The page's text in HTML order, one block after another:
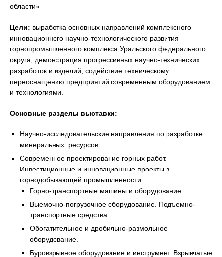
области»
Цели: выработка основных направлений комплексного
инновационного научно-технологического развития
горнопромышленного комплекса Уральского федерального
округа, демонстрация прогрессивных научно-технических
разработок и изделий, содействие техническому
переоснащению предприятий современным оборудованием
и технологиями.
Основные разделы выставки:
Научно-исследовательские направления по разработке
минеральных ресурсов.
Современное проектирование горных работ.
Инвестиционные и инновационные проекты в
горнодобывающей промышленности.
Горно-транспортные машины и оборудование.
Выемочно-погрузочное оборудование. Подъемно-
транспортные средства.
Обогатительное и дробильно-размольное
оборудование.
Буровзрывное оборудование и инструмент. Взрывчатые